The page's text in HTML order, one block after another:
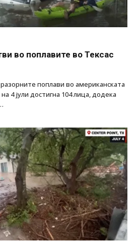
во поплавите во Тексас
поплави во американската
4 јули достигна 104 лица, додека